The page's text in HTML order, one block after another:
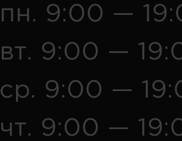
пн. 9:00 —
вт. 9:00 —
ср. 9:00 —
чт. 9:00 —